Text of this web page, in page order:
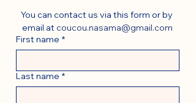
You can contact us via this form or by
email at coucou.nasama@gmail.com
First name *
Last name *